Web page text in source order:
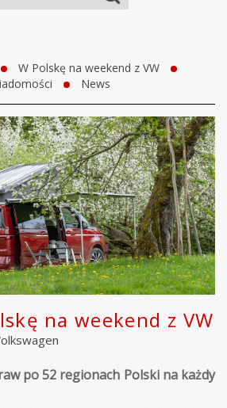
W Polskę na weekend z VW
News
na weekend z VW
po 52 regionach Polski na każdy